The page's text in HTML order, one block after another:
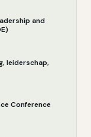
and
leiderschap,
Conference